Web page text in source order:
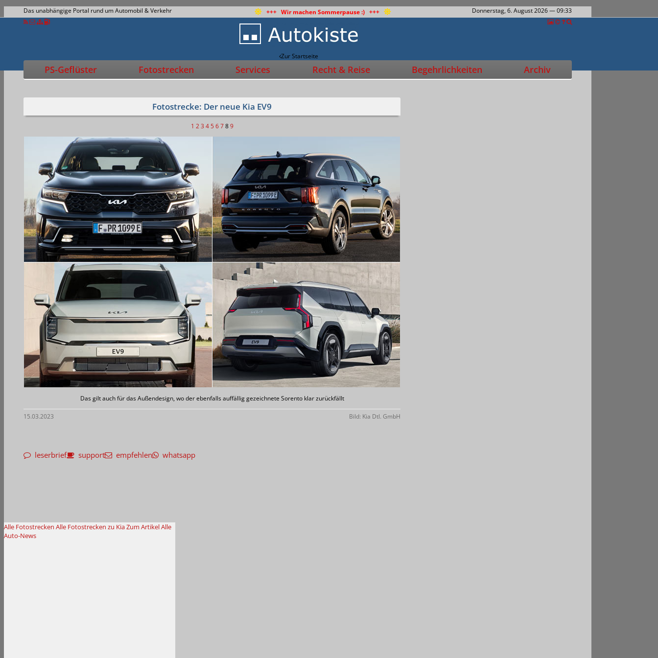
Das unabhängige Portal rund um Automobil & Verkehr +++ Wir machen Sommerpause :) +++ Donnerstag, 6. August 2026— 09:33
Zur Startseite
PS-Geflüster Fotostrecken Services Recht & Reise Begehrlichkeiten Archiv
Fotostrecke: Der neue Kia EV9
1 2 3 4 5 6 7 8 9
Das gilt auch für das Außendesign, wo der ebenfalls auffällig gezeichnete Sorento klar zurückfällt
15.03.2023 Bild: Kia Dtl. GmbH
leserbrief support empfehlen whatsapp
Alle Fotostrecken Alle Fotostrecken zu KiaZum ArtikelAlle
Auto-News